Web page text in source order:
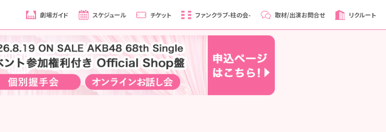
劇場ガイド スケジュール チケット ファンクラブ-柱の会- 取材/出演お問合せ リクルート